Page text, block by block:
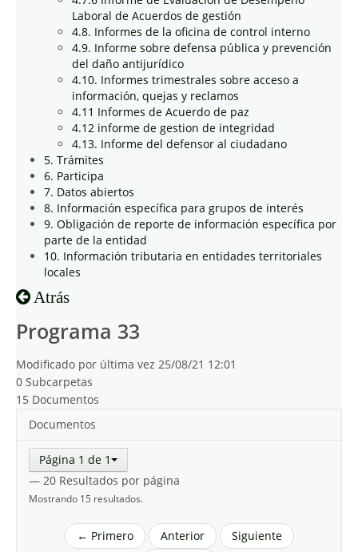
Laboral de Acuerdos de gestión
4.8. Informes de la oficina de control interno
4.9. Informe sobre defensa pública y prevención
del daño antijurídico
4.10. Informes trimestrales sobre acceso a
información, quejas y reclamos
4.11 Informes de Acuerdo de paz
4.12 informe de gestion de integridad
4.13. Informe del defensor al ciudadano
5. Trámites
6. Participa
7. Datos abiertos
8. Información específica para grupos de interés
9. Obligación de reporte de información específica por
parte de la entidad
10. Información tributaria en entidades territoriales
locales
Atrás
Programa 33
Modificado por última vez 25/08/21 12:01
0 Subcarpetas
15 Documentos
Documentos
Página 1 de 1
— 20 Resultados por página
Mostrando 15 resultados.
← Primero Anterior Siguiente